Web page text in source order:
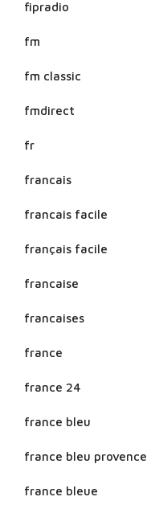
fipradio
fm
fm classic
fmdirect
fr
francais
francais facile
français facile
francaise
francaises
france
france 24
france bleu
france bleu provence
france bleue